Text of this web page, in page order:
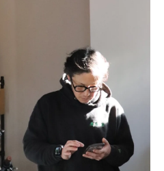
ションの選び方ポイン
対策とレンタサイクル
時の子連れ注意点まと
意したレンタサイクル